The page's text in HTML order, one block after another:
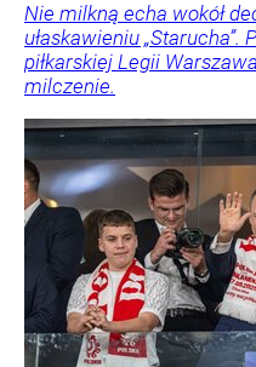
Nie milkną echa wokół
ułaskawieniu „Starucha”.
piłkarskiej Legii
milczenie.